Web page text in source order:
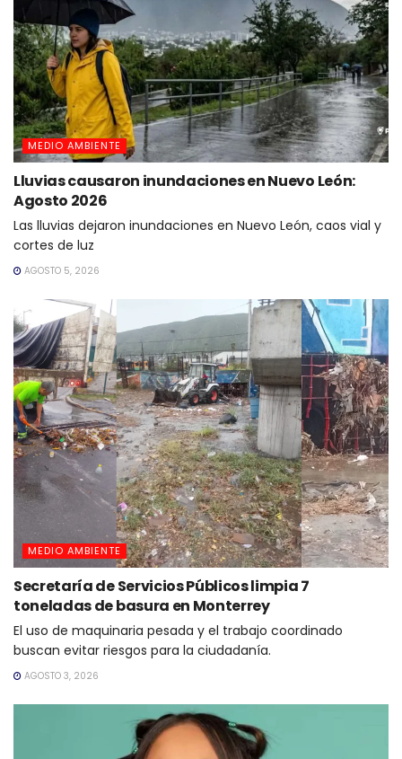
MEDIO AMBIENTE
Lluvias causaron inundaciones en Nuevo León:
Agosto 2026
Las lluvias dejaron inundaciones en Nuevo León, caos vial y
cortes de luz
AGOSTO 5, 2026
MEDIO AMBIENTE
Secretaría de Servicios Públicos limpia 7
toneladas de basura en Monterrey
El uso de maquinaria pesada y el trabajo coordinado
buscan evitar riesgos para la ciudadanía.
AGOSTO 3, 2026